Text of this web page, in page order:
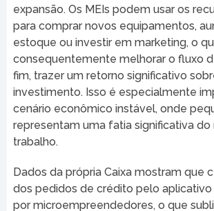
expansão. Os MEIs podem usar os
para comprar novos equipamentos,
estoque ou investir em marketing, o
consequentemente melhorar o fluxo
fim, trazer um retorno significativo
investimento. Isso é especialmente
cenário econômico instável, onde
representam uma fatia significativa
trabalho.
Dados da própria Caixa mostram que
dos pedidos de crédito pelo aplicativo
por microempreendedores, o que